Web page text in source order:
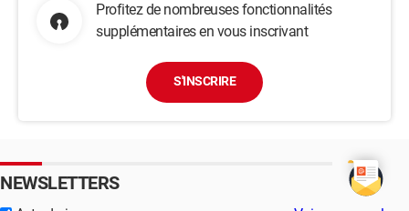
Profitez de nombreuses fonctionnalités
supplémentaires en vous inscrivant
S'INSCRIRE
NEWSLETTERS